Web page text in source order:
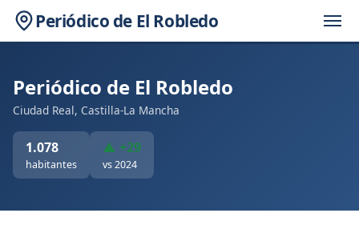
Periódico de El Robledo
Periódico de El Robledo
Ciudad Real, Castilla-La Mancha
1.078
habitantes
▲ +29
vs 2024